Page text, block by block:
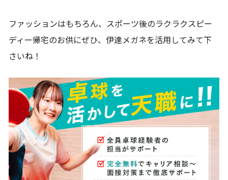
ファッションはもちろん、スポーツ後のラクラクスピー
ディー帰宅のお供にぜひ、伊達メガネを活用してみて下
さいね！